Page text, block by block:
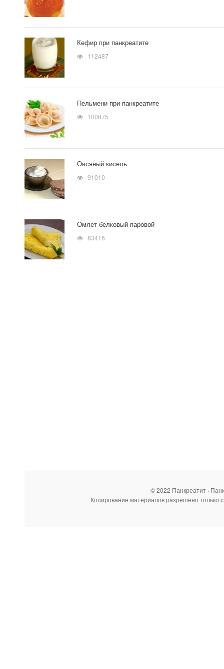
Кефир при панкреатите
112487
Пельмени при панкреатите
100875
Овсяный кисель
91010
Омлет белковый паровой
83416
© 2022 Панкреатит ·
Копирование материалов разрешено только